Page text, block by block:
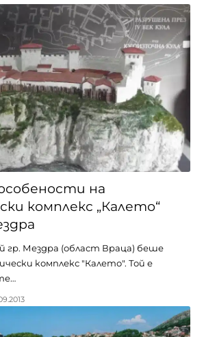
на
комплекс „Калето“
гр. Мездра (област Враца) беше
комплекс "Калето". Той е